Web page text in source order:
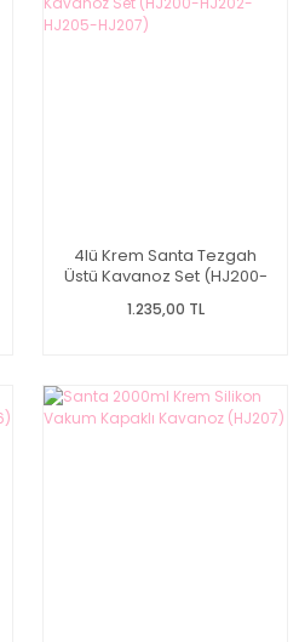
4lü Krem Santa Tezgah
Üstü Kavanoz Set (HJ200-
1.235,00 TL